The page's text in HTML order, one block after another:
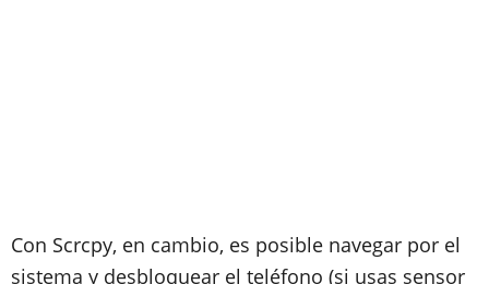
Con Scrcpy, en cambio, es posible navegar por el
sistema y desbloquear el teléfono (si usas sensor